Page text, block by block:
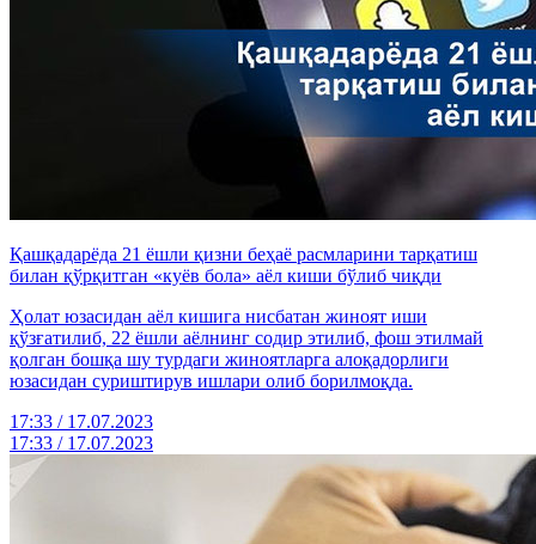
Қашқадарёда 21 ёшли қизни беҳаё расмларини тарқатиш
билан қўрқитган «куёв бола» аёл киши бўлиб чиқди
Ҳолат юзасидан аёл кишига нисбатан жиноят иши
қўзғатилиб, 22 ёшли аёлнинг содир этилиб, фош этилмай
қолган бошқа шу турдаги жиноятларга алоқадорлиги
юзасидан суриштирув ишлари олиб борилмоқда.
17:33 / 17.07.2023
17:33 / 17.07.2023